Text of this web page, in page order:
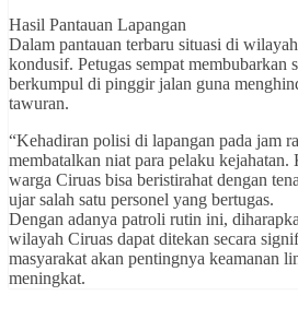
Hasil Pantauan Lapangan
Dalam pantauan terbaru situasi di
kondusif. Petugas sempat membubarkan
berkumpul di pinggir jalan guna
tawuran.
“Kehadiran polisi di lapangan pada jam
membatalkan niat para pelaku
warga Ciruas bisa beristirahat dengan
ujar salah satu personel yang bertugas.
Dengan adanya patroli rutin ini,
wilayah Ciruas dapat ditekan secara
masyarakat akan pentingnya keamanan
meningkat.